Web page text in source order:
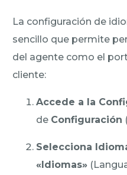
La configuración de
sencillo que permite
del agente como el
cliente:
Accede a la
de Configuración
Selecciona
«Idiomas»